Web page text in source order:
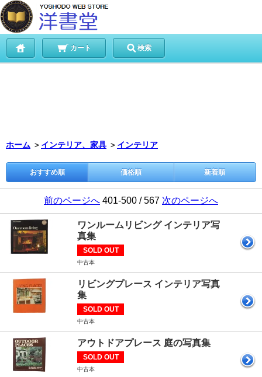
カート 検索
ホーム ＞ インテリア、家具 ＞ インテリア
おすすめ順 価格順 新着順
前のページへ 401-500 / 567 次のページへ
ワンルームリビング インテリア写
真集
SOLD OUT
中古本
リビングプレース インテリア写真
集
SOLD OUT
中古本
アウトドアプレース 庭の写真集
SOLD OUT
中古本